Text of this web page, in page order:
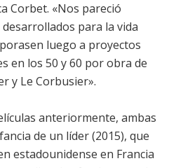
Corbet. «Nos pareció
para la vida
luego a proyectos
en los 50 y 60 por obra de
y Le Corbusier».
anteriormente, ambas
de un líder (2015), que
estadounidense en Francia